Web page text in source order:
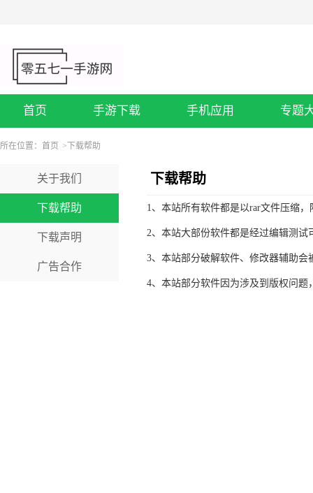
首页 手游下载 手机应用 专题
所在位置： 首页 > 下载帮助
关于我们
下载帮助
下载声明
广告合作
下载帮助
1、本站所有软件都是以rar文件压缩
2、本站大部份软件都是经过编辑测
3、本站部分破解软件、修改器辅助
4、本站部分软件因为涉及到版权问